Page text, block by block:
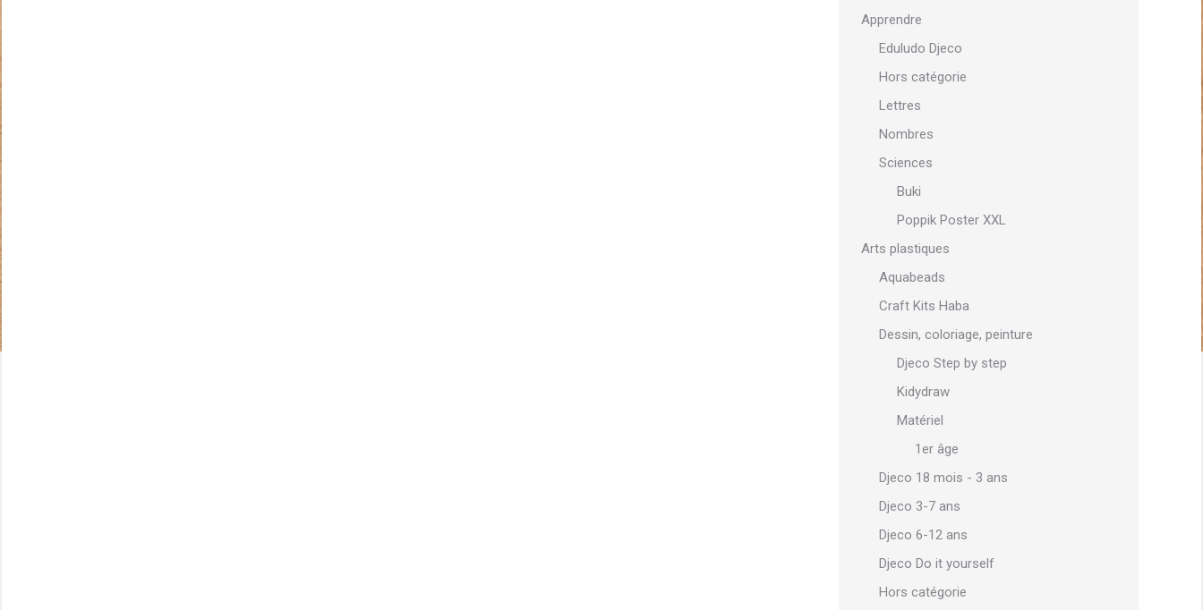
Apprendre
Eduludo Djeco
Hors catégorie
Lettres
Nombres
Sciences
Buki
Poppik Poster XXL
Arts plastiques
Aquabeads
Craft Kits Haba
Dessin, coloriage, peinture
Djeco Step by step
Kidydraw
Matériel
1er âge
Djeco 18 mois - 3 ans
Djeco 3-7 ans
Djeco 6-12 ans
Djeco Do it yourself
Hors catégorie